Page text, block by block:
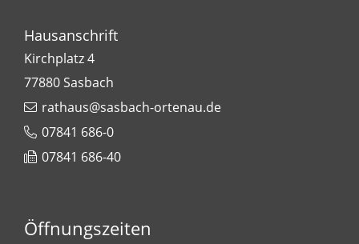
Hausanschrift
Kirchplatz 4
77880Sasbach
rathaus@sasbach-ortenau.de
07841 686-0
07841 686-40
Öffnungszeiten